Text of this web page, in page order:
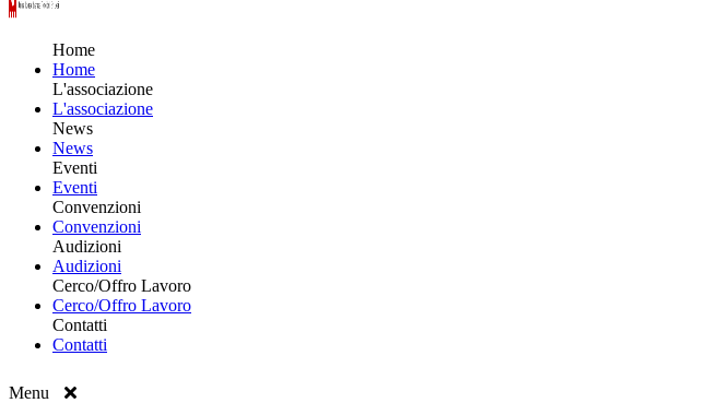
Home
Home
L'associazione
L'associazione
News
News
Eventi
Eventi
Convenzioni
Convenzioni
Audizioni
Audizioni
Cerco/Offro Lavoro
Cerco/Offro Lavoro
Contatti
Contatti
Menu